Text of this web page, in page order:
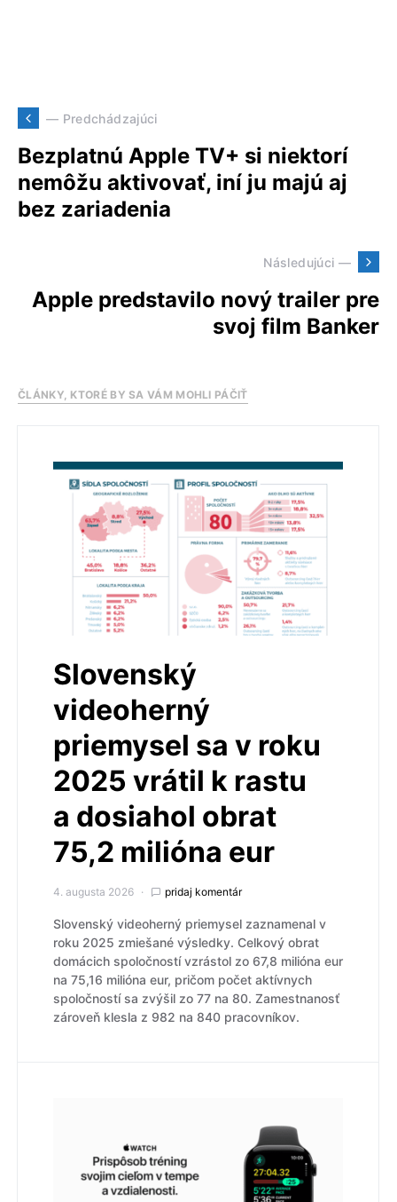
— Predchádzajúci
Bezplatnú Apple TV+ si niektorí
nemôžu aktivovať, iní ju majú aj
bez zariadenia
Následujúci —
Apple predstavilo nový trailer pre
svoj film Banker
ČLÁNKY, KTORÉ BY SA VÁM MOHLI PÁČIŤ
Slovenský
videoherný
priemysel sa v roku
2025 vrátil k rastu
a dosiahol obrat
75,2 milióna eur
4. augusta 2026 pridaj komentár
Slovenský videoherný priemysel zaznamenal v
roku 2025 zmiešané výsledky. Celkový obrat
domácich spoločností vzrástol zo 67,8 milióna eur
na 75,16 milióna eur, pričom počet aktívnych
spoločností sa zvýšil zo 77 na 80. Zamestnanosť
zároveň klesla z 982 na 840 pracovníkov.